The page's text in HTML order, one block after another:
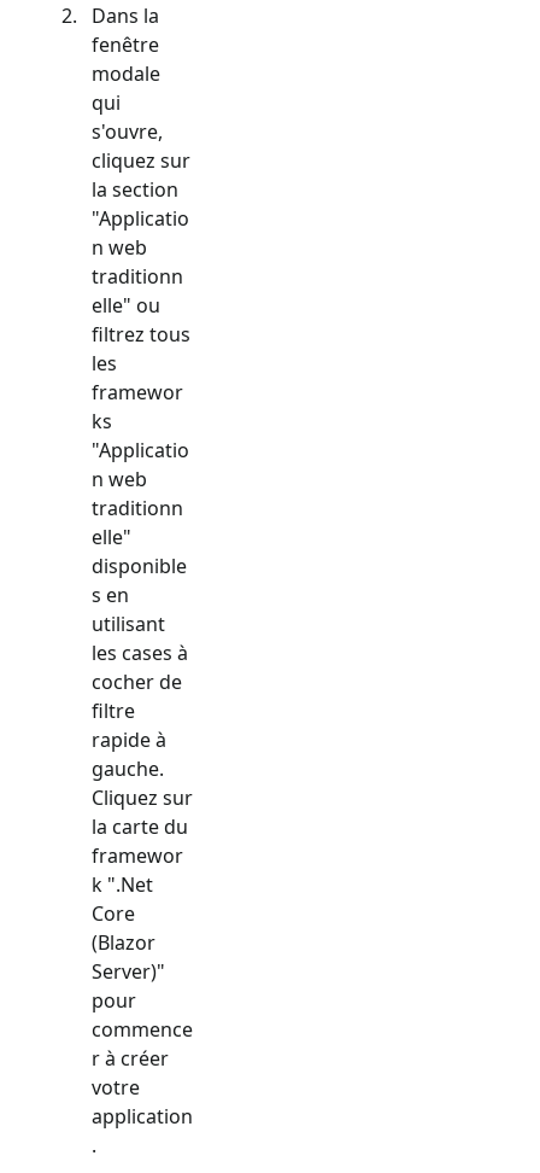
Dans la
fenêtre
modale
qui
s'ouvre,
cliquez sur
la section
"Applicatio
n web
traditionn
elle" ou
filtrez tous
les
framewor
ks
"Applicatio
n web
traditionn
elle"
disponible
s en
utilisant
les cases à
cocher de
filtre
rapide à
gauche.
Cliquez sur
la carte du
framewor
k ".Net
Core
(Blazor
Server)"
pour
commence
r à créer
votre
application
.